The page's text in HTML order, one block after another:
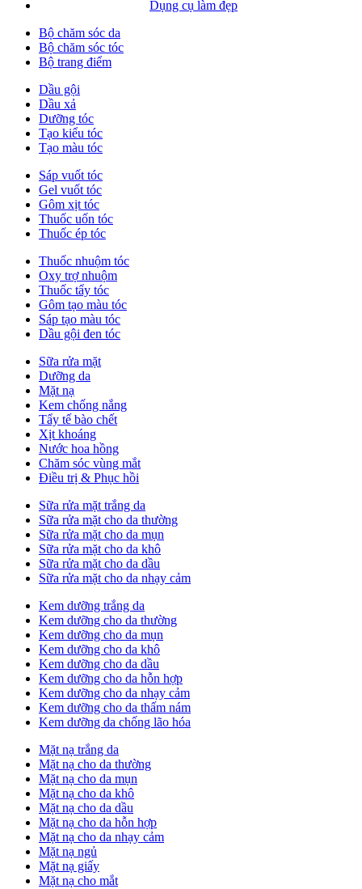
Dụng cụ làm đẹp
Bộ chăm sóc da
Bộ chăm sóc tóc
Bộ trang điểm
Dầu gội
Dầu xả
Dưỡng tóc
Tạo kiểu tóc
Tạo màu tóc
Sáp vuốt tóc
Gel vuốt tóc
Gôm xịt tóc
Thuốc uốn tóc
Thuốc ép tóc
Thuốc nhuộm tóc
Oxy trợ nhuộm
Thuốc tẩy tóc
Gôm tạo màu tóc
Sáp tạo màu tóc
Dầu gội đen tóc
Sữa rửa mặt
Dưỡng da
Mặt nạ
Kem chống nắng
Tẩy tế bào chết
Xịt khoáng
Nước hoa hồng
Chăm sóc vùng mắt
Điều trị & Phục hồi
Sữa rửa mặt trắng da
Sữa rửa mặt cho da thường
Sữa rửa mặt cho da mụn
Sữa rửa mặt cho da khô
Sữa rửa mặt cho da dầu
Sữa rửa mặt cho da nhạy cảm
Kem dưỡng trắng da
Kem dưỡng cho da thường
Kem dưỡng cho da mụn
Kem dưỡng cho da khô
Kem dưỡng cho da dầu
Kem dưỡng cho da hỗn hợp
Kem dưỡng cho da nhạy cảm
Kem dưỡng cho da thấm nám
Kem dưỡng da chống lão hóa
Mặt nạ trắng da
Mặt nạ cho da thường
Mặt nạ cho da mụn
Mặt nạ cho da khô
Mặt nạ cho da dầu
Mặt nạ cho da hỗn hợp
Mặt nạ cho da nhạy cảm
Mặt nạ ngủ
Mặt nạ giấy
Mặt nạ cho mắt